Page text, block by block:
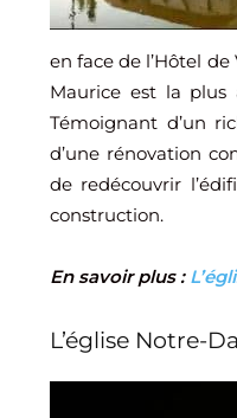
en face de l’Hôtel de
Maurice est la plus
Témoignant d’un
d’une rénovation
de redécouvrir
construction.
En savoir plus :L’
L’église Notre-